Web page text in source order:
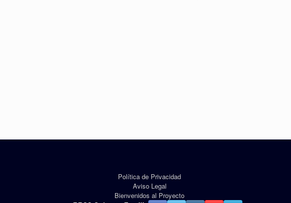
Política de Privacidad
Aviso Legal
Bienvenidos al Proyecto